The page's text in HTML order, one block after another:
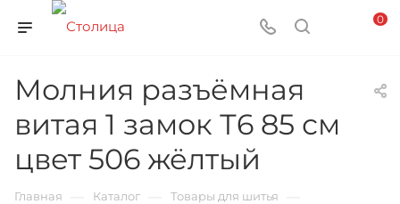
0
Молния разъёмная
витая 1 замок Т6 85 см
цвет 506 жёлтый
Главная Каталог Товары для шитья